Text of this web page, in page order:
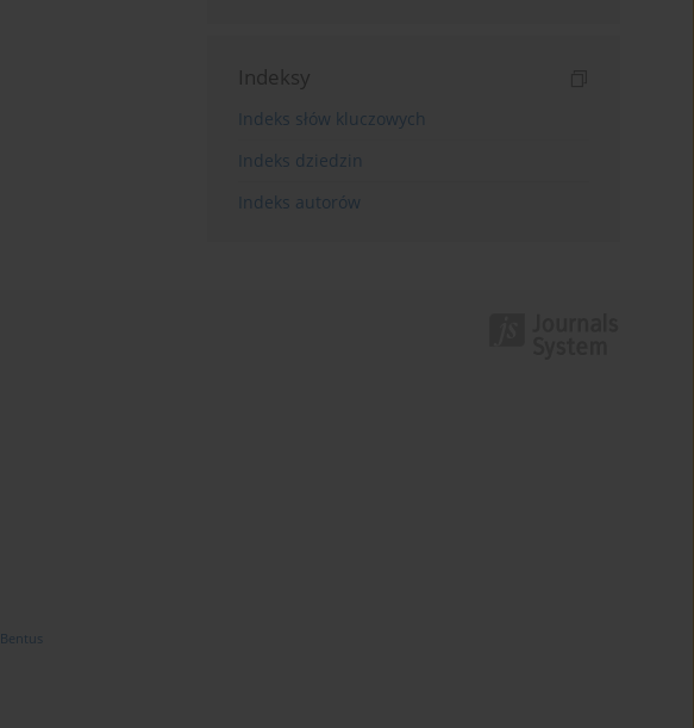
Indeksy
Indeks słów kluczowych
Indeks dziedzin
Indeks autorów
Bentus